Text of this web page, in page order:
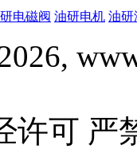
电磁阀 油研电机 油研
许可 严